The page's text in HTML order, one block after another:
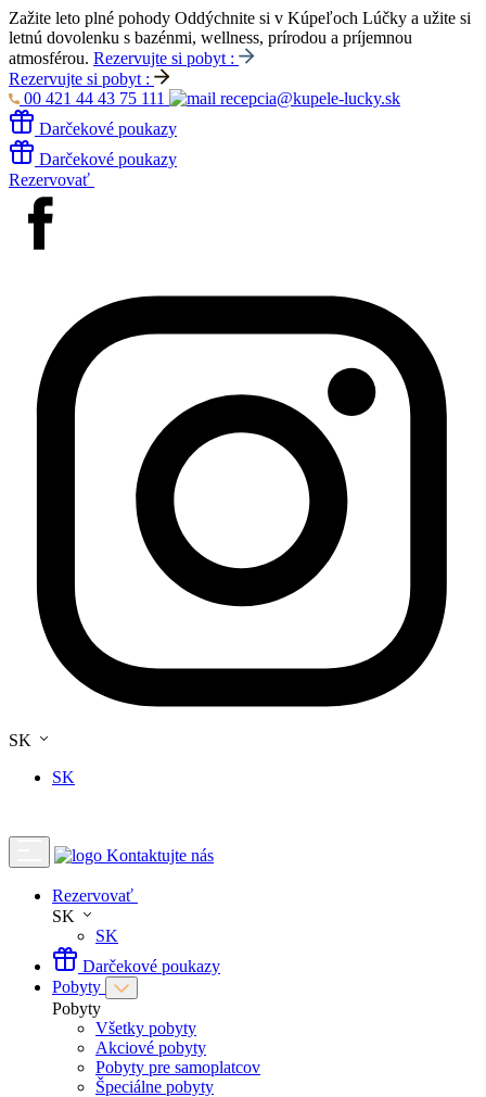
Zažite leto plné pohody Oddýchnite si v Kúpeľoch Lúčky a užite si
letnú dovolenku s bazénmi, wellness, prírodou a príjemnou
atmosférou. Rezervujte si pobyt :
Rezervujte si pobyt :
00 421 44 43 75 111
recepcia@kupele-lucky.sk
Darčekové poukazy
Darčekové poukazy
Rezervovať
SK
SK
Kontaktujte nás
Rezervovať
SK
SK
Darčekové poukazy
Pobyty
Pobyty
Všetky pobyty
Akciové pobyty
Pobyty pre samoplatcov
Špeciálne pobyty